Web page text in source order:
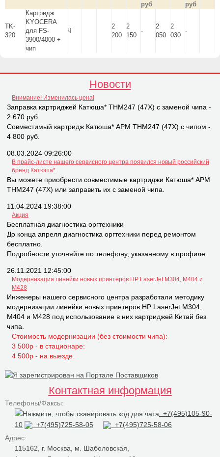
руб
руб
TK-
320
Картридж
KYOCERA
для FS-
3900/4000 +
чип
Ч
2
200
2
150
-
2
050
2
030
-
Новости
Внимание! Изменилась цена!
Заправка картриджей Катюша* THM247 (47X) с заменой чипа -
2 670 руб.
Совместимый картридж Катюша* APM THM247 (47X) с чипом -
4 800 руб.
08.03.2024 09:26:00
В прайс-листе нашего сервисного центра появился новый российский
бренд Катюша*.
Вы можете приобрести совместимые картриджи Катюша* APM
THM247 (47X) или заправить их с заменой чипа.
11.04.2024 19:38:00
Акция
Бесплатная диагностика оргтехники
До конца апреля диагностика оргтехники перед ремонтом
бесплатно.
Подробности уточняйте по телефону, указанному в профиле.
26.11.2021 12:45:00
Модернизация линейки новых принтеров НР LaserJet M304, M404 и
M428
Инженеры нашего сервисного центра разработали методику
модернизации линейки новых принтеров НР LaserJet M304,
M404 и M428 под использование в них картриджей Китай без
чипа.
Стоимость модернизации (без стоимости чипа):
3 500р - в стационаре:
4 500р - на выезде.
Контактная информация
Телефоны/Факсы:
+7(495)105-90-
10
+7(495)725-58-05
+7(495)725-58-06
Адрес:
115162, г. Москва, м. Шаболовская,